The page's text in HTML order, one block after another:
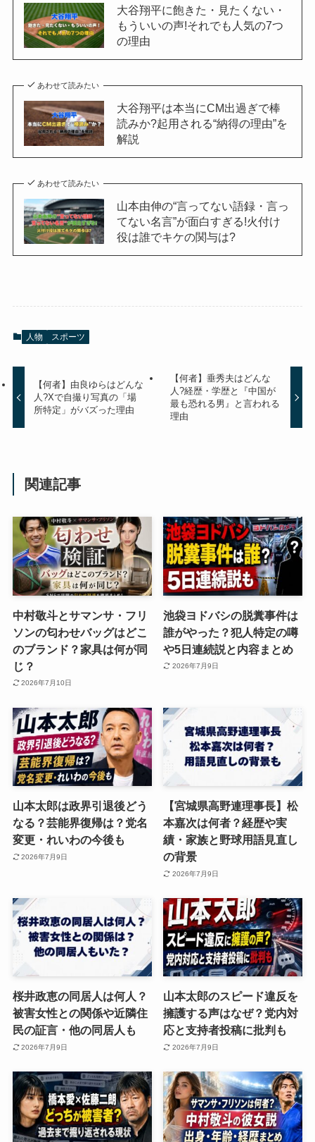
大谷翔平に飽きた・見たくない・
もういいの声!それでも人気の7つ
の理由
あわせて読みたい
大谷翔平は本当にCM出過ぎで棒
読みか?起用される“納得の理由”を
解説
あわせて読みたい
山本由伸の“言ってない語録・言っ
てない名言”が面白すぎる!火付け
役は誰でキケの関与は?
人物 スポーツ
【何者】由良ゆらはどんな
人?Xで自撮り写真の「場
所特定」がバズった理由
【何者】垂秀夫はどんな
人?経歴・学歴と『中国が
最も恐れる男』と言われる
理由
関連記事
中村敬斗とサマンサ・フリ
ソンの匂わせバッグはどこ
のブランド？家具は何が同
じ？
2026年7月10日
池袋ヨドバシの脱糞事件は
誰がやった？犯人特定の噂
や5日連続説と内容まとめ
2026年7月9日
山本太郎は政界引退後どう
なる？芸能界復帰は？党名
変更・れいわの今後も
2026年7月9日
【宮城県高野連理事長】松
本嘉次は何者？経歴や実
績・家族と野球用語見直し
の背景
2026年7月9日
桜井政恵の同居人は何人？
被害女性との関係や近隣住
民の証言・他の同居人も
2026年7月9日
山本太郎のスピード違反を
擁護する声はなぜ？党内対
応と支持者投稿に批判も
2026年7月9日